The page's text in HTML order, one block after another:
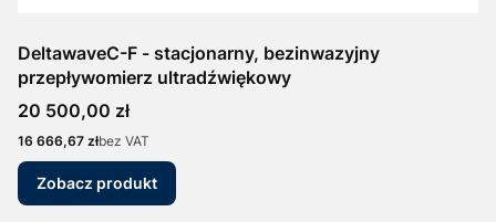
DeltawaveC-F - stacjonarny, bezinwazyjny
przepływomierz ultradźwiękowy
Cena
20 500,00 zł
Cena
16 666,67 złbez VAT
Zobacz produkt